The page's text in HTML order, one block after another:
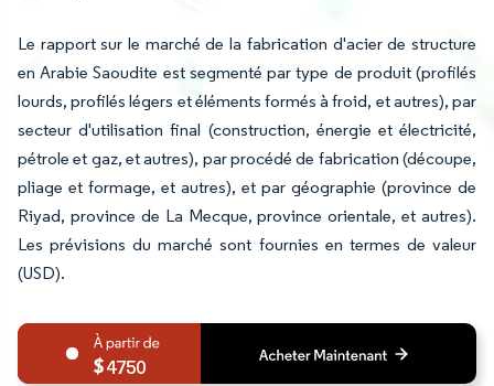
Le rapport sur le marché de la fabrication d'acier de structure
en Arabie Saoudite est segmenté par type de produit (profilés
lourds, profilés légers et éléments formés à froid, et autres), par
secteur d'utilisation final (construction, énergie et électricité,
pétrole et gaz, et autres), par procédé de fabrication (découpe,
pliage et formage, et autres), et par géographie (province de
Riyad, province de La Mecque, province orientale, et autres).
Les prévisions du marché sont fournies en termes de valeur
(USD).
4750